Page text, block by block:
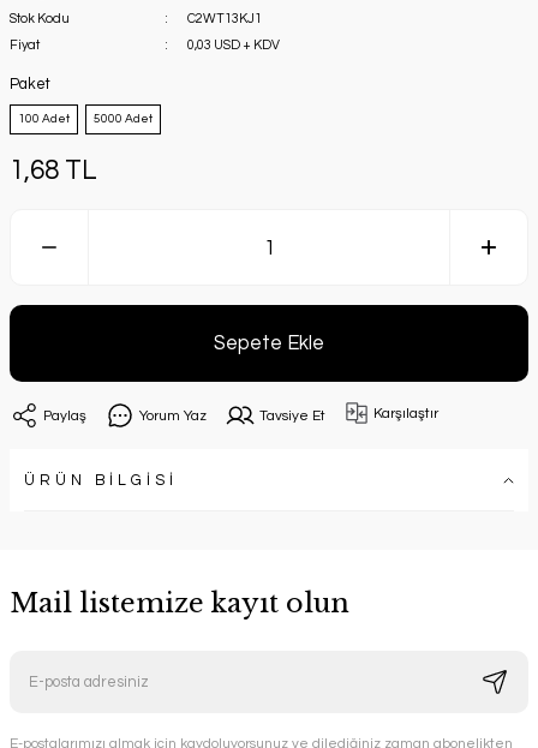
Stok Kodu
C2WT13KJ1
Fiyat
0,03 USD + KDV
Paket
100 Adet 5000 Adet
1,68 TL
Sepete Ekle
Paylaş Yorum Yaz Tavsiye Et Karşılaştır
ÜRÜN BİLGİSİ
Mail listemize kayıt olun
E-postalarımızı almak için kaydoluyorsunuz ve dilediğiniz zaman abonelikten